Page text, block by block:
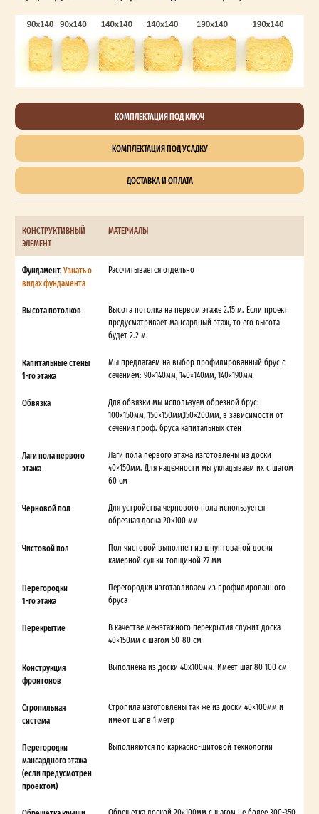
КОМПЛЕКТАЦИЯ ПОД КЛЮЧ
КОМПЛЕКТАЦИЯ ПОД УСАДКУ
ДОСТАВКА И ОПЛАТА
КОНСТРУКТИВНЫЙ
ЭЛЕМЕНТ
МАТЕРИАЛЫ
Фундамент.Узнать о
видах фундамента
Рассчитывается отдельно
Высота потолков
Высота потолка на первом этаже 2.15 м. Если проект
предусматривает мансардный этаж, то его высота
будет 2.2 м.
Капитальные стены
1-го этажа
Мы предлагаем на выбор профилированный брус с
сечением: 90×140мм, 140×140мм, 140×190мм
Обвязка
Для обвязки мы используем обрезной брус:
100×150мм, 150×150мм,150×200мм, в зависимости от
сечения проф. бруса капитальных стен
Лаги пола первого
этажа
Лаги пола первого этажа изготовлены из доски
40×150мм. Для надежности мы укладываем их с шагом
60 см
Черновой пол
Для устройства чернового пола используется
обрезная доска 20×100 мм
Чистовой пол
Пол чистовой выполнен из шпунтованой доски
камерной сушки толщиной 27 мм
Перегородки
1-го этажа
Перегородки изготавливаем из профилированного
бруса
Перекрытие
В качестве межэтажного перекрытия служит доска
40×150мм с шагом 50-80 см
Конструкция
фронтонов
Выполнена из доски 40х100мм. Имеет шаг 80-100 см
Стропильная
система
Стропила изготовлены так же из доски 40×100мм и
имеют шаг в 1 метр
Перегородки
мансардного этажа
(если предусмотрен
проектом)
Выполняются по каркасно-щитовой технологии